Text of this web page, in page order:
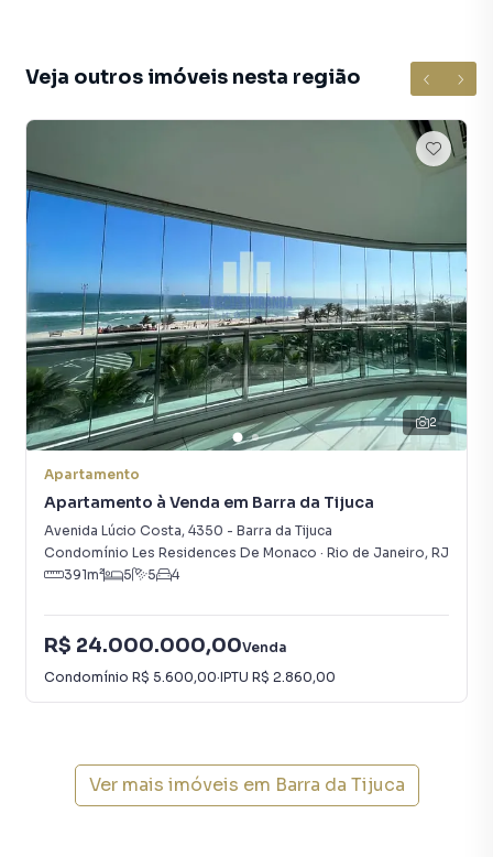
Veja outros imóveis nesta região
2
Apartamento
Apartamento à Venda em Barra da Tijuca
Avenida Lúcio Costa, 4350 - Barra da Tijuca
Condomínio Les Residences De Monaco · Rio de Janeiro, RJ
391m² 5 5 4
R$ 24.000.000,00Venda
Condomínio R$ 5.600,00·IPTU R$ 2.860,00
Ver mais imóveis em Barra da Tijuca